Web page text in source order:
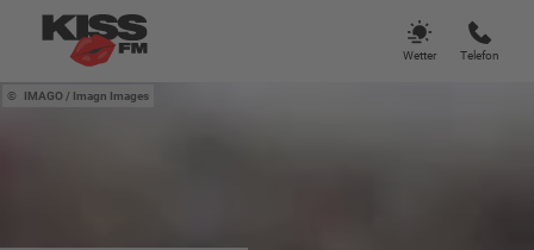
Wetter Telefon
IMAGO / Imagn Images